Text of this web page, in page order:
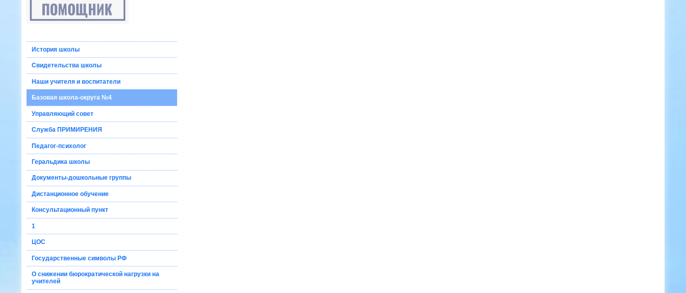
История школы
Свидетельства школы
Наши учителя и воспитатели
Базовая школа-округа №4
Управляющий совет
Служба ПРИМИРЕНИЯ
Педагог-психолог
Геральдика школы
Документы-дошкольные группы
Дистанционное обучение
Консультационный пункт
1
ЦОС
Государственные символы РФ
О снижении бюрократической нагрузки на
учителей